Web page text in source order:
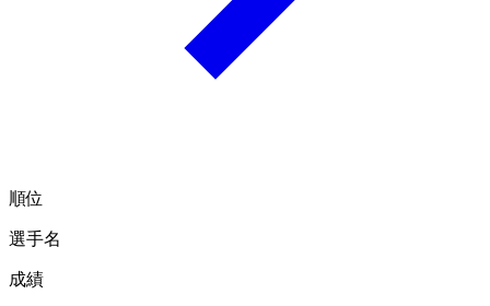
順位
選手名
成績